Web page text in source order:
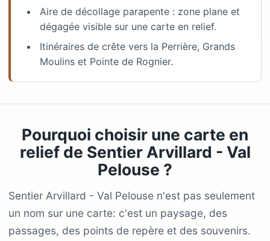
Aire de décollage parapente : zone plane et
dégagée visible sur une carte en relief.
Itinéraires de crête vers la Perrière, Grands
Moulins et Pointe de Rognier.
Pourquoi choisir une carte en
relief de Sentier Arvillard - Val
Pelouse ?
Sentier Arvillard - Val Pelouse n'est pas seulement
un nom sur une carte: c'est un paysage, des
passages, des points de repère et des souvenirs.